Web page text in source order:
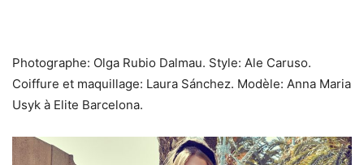
Photographe: Olga Rubio Dalmau. Style: Ale Caruso.
Coiffure et maquillage: Laura Sánchez. Modèle: Anna Maria
Usyk à Elite Barcelona.